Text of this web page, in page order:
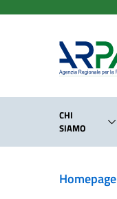
CHI
SIAMO
Homepage